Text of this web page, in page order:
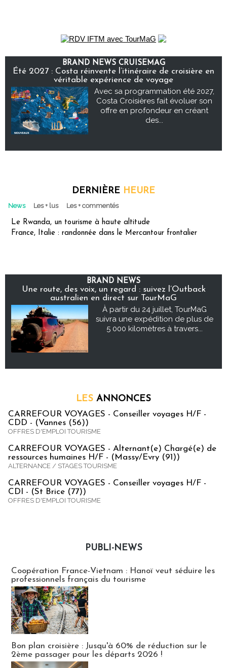
BRAND NEWS CRUISEMAG
Été 2027 : Costa réinvente l’itinéraire de croisière en
véritable expérience de voyage
Avec sa programmation été 2027,
Costa Croisières fait évoluer son
offre en profondeur en créant
des...
DERNIÈRE HEURE
News Les + lus Les + commentés
Le Rwanda, un tourisme à haute altitude
France, Italie : randonnée dans le Mercantour frontalier
BRAND NEWS
Une route, des voix, un regard : suivez l’Outback
australien en direct sur TourMaG
À partir du 24 juillet, TourMaG
suivra une expédition de plus de
5 000 kilomètres à travers...
LES ANNONCES
CARREFOUR VOYAGES - Conseiller voyages H/F -
CDD - (Vannes (56))
OFFRES D'EMPLOI TOURISME
CARREFOUR VOYAGES - Alternant(e) Chargé(e) de
ressources humaines H/F - (Massy/Evry (91))
ALTERNANCE / STAGES TOURISME
CARREFOUR VOYAGES - Conseiller voyages H/F -
CDI - (St Brice (77))
OFFRES D'EMPLOI TOURISME
PUBLI-NEWS
Coopération France-Vietnam : Hanoï veut séduire les
professionnels français du tourisme
Bon plan croisière : Jusqu'à 60% de réduction sur le
2ème passager pour les départs 2026 !